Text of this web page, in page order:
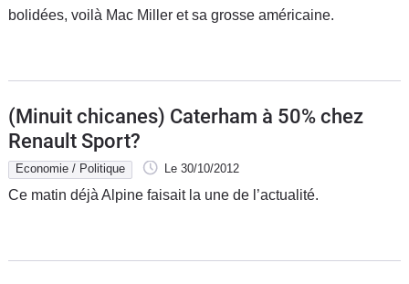
bolidées, voilà Mac Miller et sa grosse américaine.
(Minuit chicanes) Caterham à 50% chez
Renault Sport?
Economie / Politique Le 30/10/2012
Ce matin déjà Alpine faisait la une de l’actualité.